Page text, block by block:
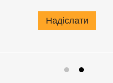
Надіслати